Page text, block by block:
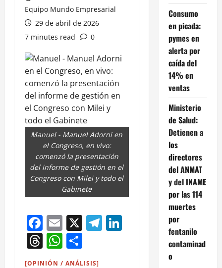
Equipo Mundo Empresarial
29 de abril de 2026
7 minutes read
0
Manuel - Manuel Adorni en
el Congreso, en vivo:
comenzó la presentación
del informe de gestión en el
Congreso con Milei y todo el
Gabinete
Facebook
Email
X Telegram
LinkedIn
Threads
WhatsApp
[OPINIÓN / ANÁLISIS]
Consumo
en picada:
pymes en
alerta por
caída del
14% en
ventas
Ministerio
de Salud:
Detienen a
los
directores
del ANMAT
y del INAME
por las 114
muertes
por
fentanilo
contaminad
o